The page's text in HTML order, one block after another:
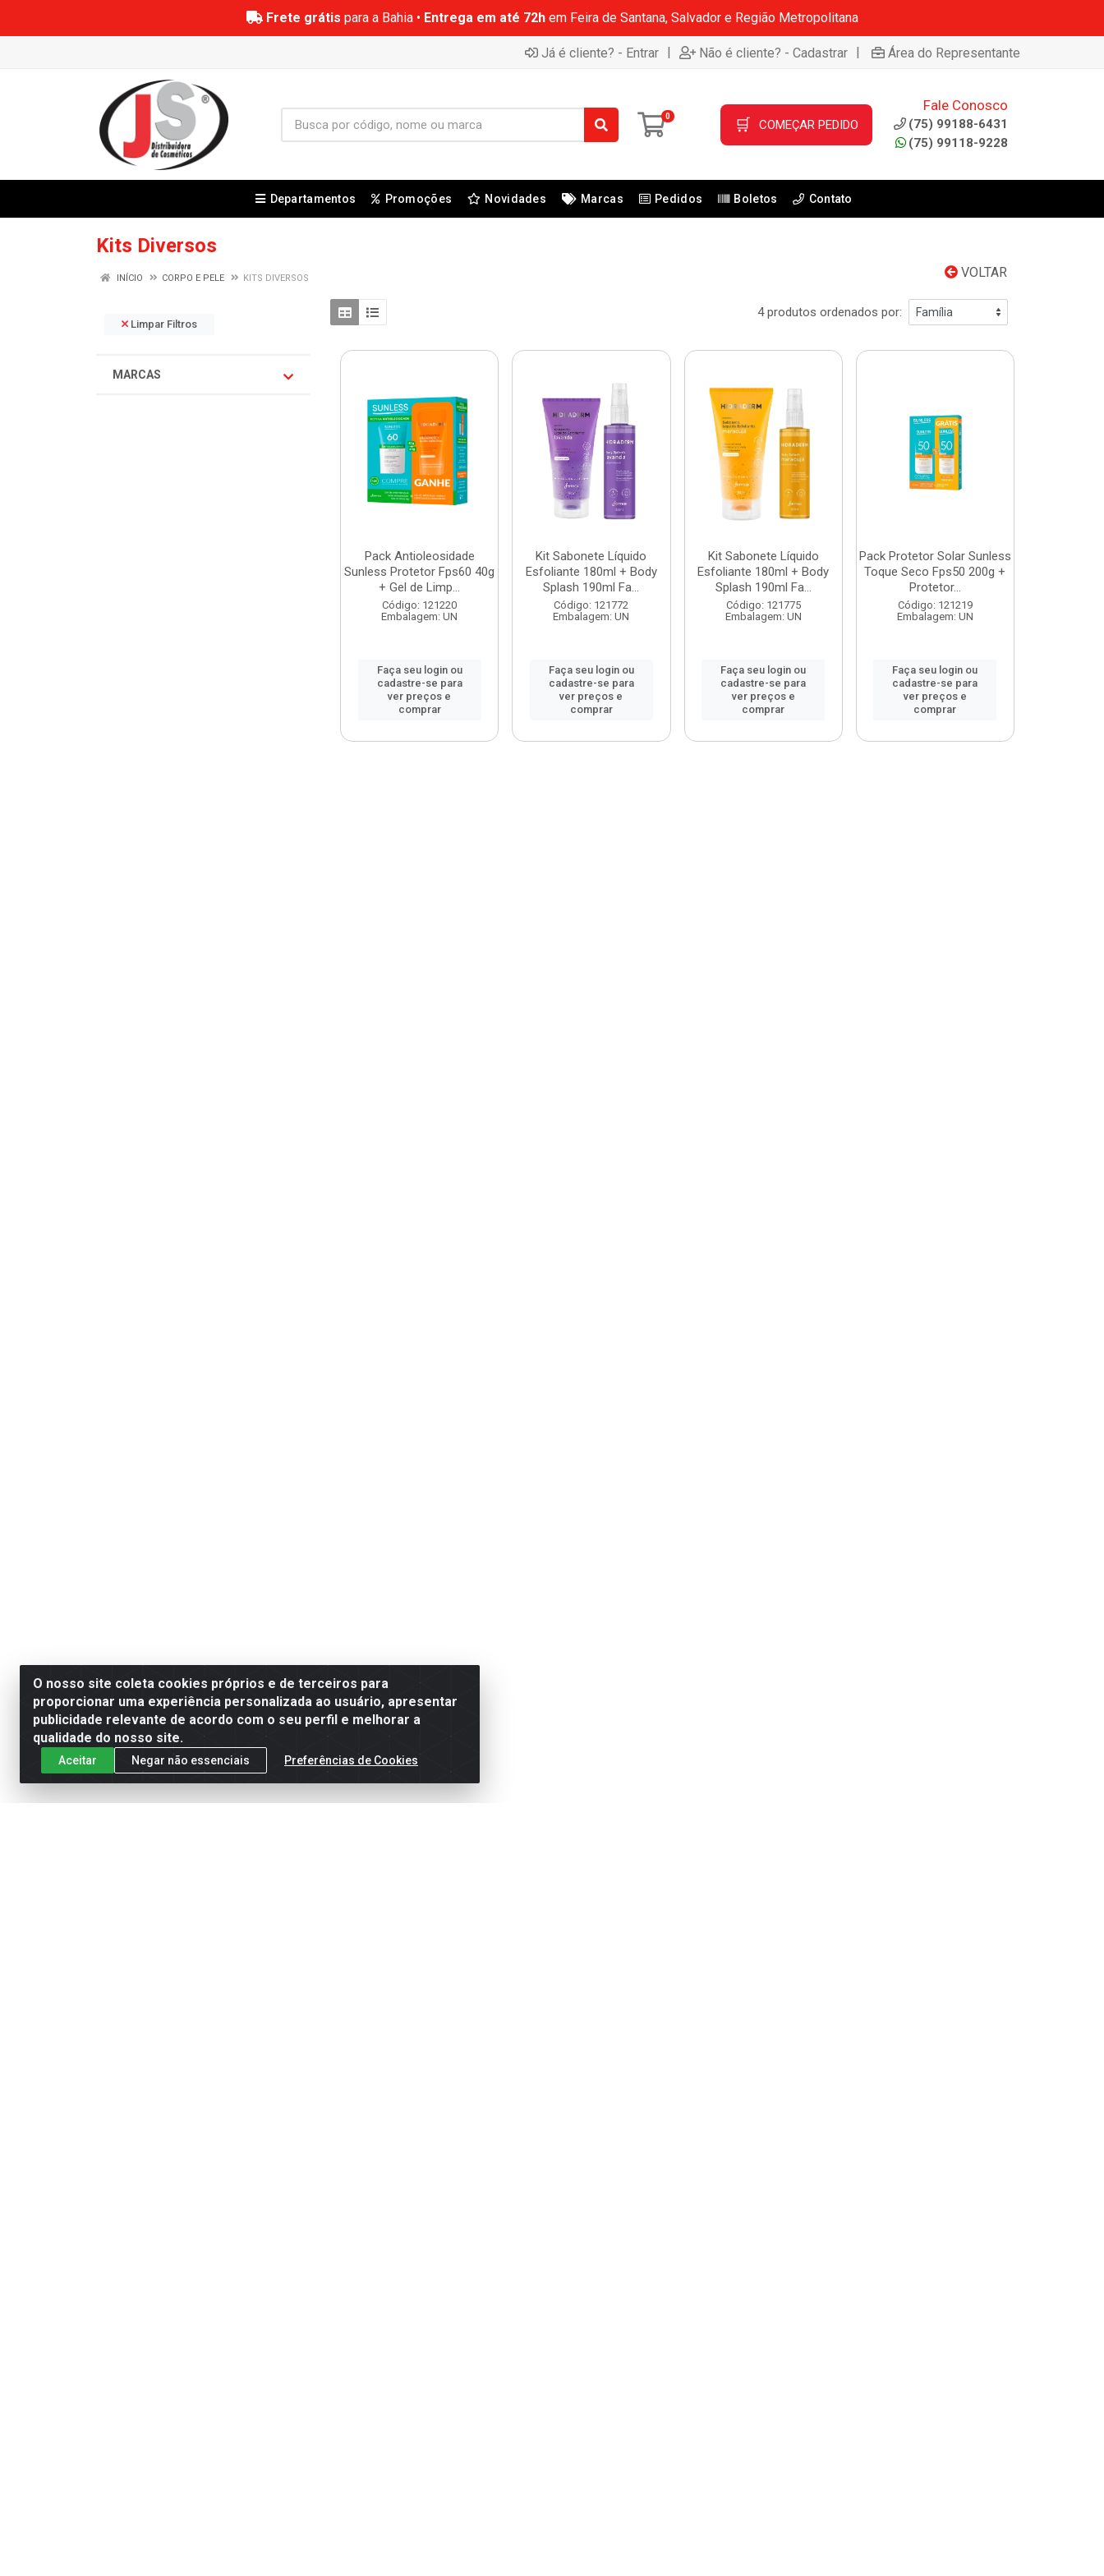
Frete grátis para a Bahia • Entrega em até 72hem Feira de Santana, Salvador e Região Metropolitana
Já é cliente? - Entrar | Não é cliente? - Cadastrar | Área do Representante
0 🛒 COMEÇAR PEDIDO
Fale Conosco
(75) 99188-6431
(75) 99118-9228
Departamentos Promoções Novidades Marcas Pedidos Boletos Contato
Kits Diversos
VOLTAR
INÍCIO CORPO E PELE KITS DIVERSOS
Limpar Filtros
MARCAS
4 produtos ordenados por:
Pack Antioleosidade
Sunless Protetor Fps60 40g
+ Gel de Limp...
Código: 121220
Embalagem: UN
Faça seu login ou
cadastre-se para
ver preços e
comprar
Kit Sabonete Líquido
Esfoliante 180ml + Body
Splash 190ml Fa...
Código: 121772
Embalagem: UN
Faça seu login ou
cadastre-se para
ver preços e
comprar
Kit Sabonete Líquido
Esfoliante 180ml + Body
Splash 190ml Fa...
Código: 121775
Embalagem: UN
Faça seu login ou
cadastre-se para
ver preços e
comprar
Pack Protetor Solar Sunless
Toque Seco Fps50 200g +
Protetor...
Código: 121219
Embalagem: UN
Faça seu login ou
cadastre-se para
ver preços e
comprar
O nosso site coleta cookies próprios e de terceiros para
proporcionar uma experiência personalizada ao usuário, apresentar
publicidade relevante de acordo com o seu perfil e melhorar a
qualidade do nosso site.
Aceitar Negar não essenciais Preferências de Cookies